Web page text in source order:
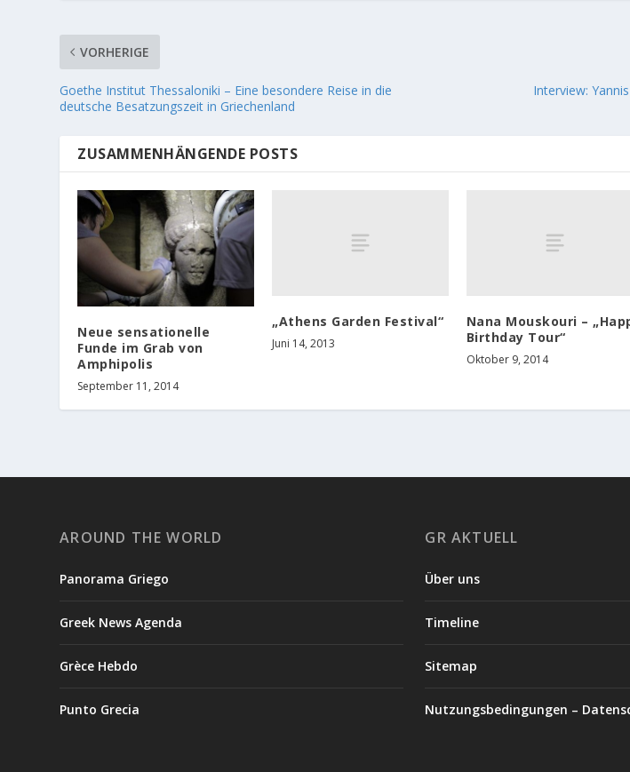
VORHERIGE
Goethe Institut Thessaloniki – Eine besondere Reise in die
deutsche Besatzungszeit in Griechenland
Interview:
ZUSAMMENHÄNGENDE POSTS
Neue sensationelle
Funde im Grab von
Amphipolis
September 11, 2014
„Athens Garden Festival“
Juni 14, 2013
Nana Mouskouri –
Birthday Tour“
Oktober 9, 2014
AROUND THE WORLD
Panorama Griego
Greek News Agenda
Grèce Hebdo
Punto Grecia
GR AKTUELL
Über uns
Timeline
Sitemap
Nutzungsbedingungen –